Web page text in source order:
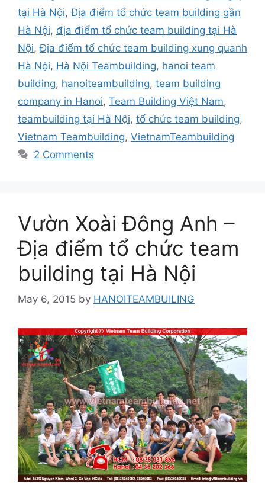
tại Hà Nội,Địa điểm tổ chức team building gần
Hà Nội, địa điểm tổ chức team building tại Hà
Nội,Địa điểm tổ chức team building xung quanh
Hà Nội, Hà Nội Teambuilding, hanoi team
building, hanoiteambuilding, team building
company in Hanoi, Team Building Việt Nam,
teambuilding tại Hà Nội, tổ chức team building,
Vietnam Teambuilding, VietnamTeambuilding
2 Comments
Vườn Xoài Đông Anh –
Địa điểm tổ chức team
building tại Hà Nội
May 6, 2015 by HANOITEAMBUILING